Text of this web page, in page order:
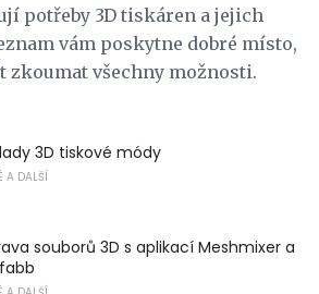
potřeby 3D tiskáren a jejich
vám poskytne dobré místo,
zkoumat všechny možnosti.
3D tiskové módy
A DALŠÍ
souborů 3D s aplikací Meshmixer a